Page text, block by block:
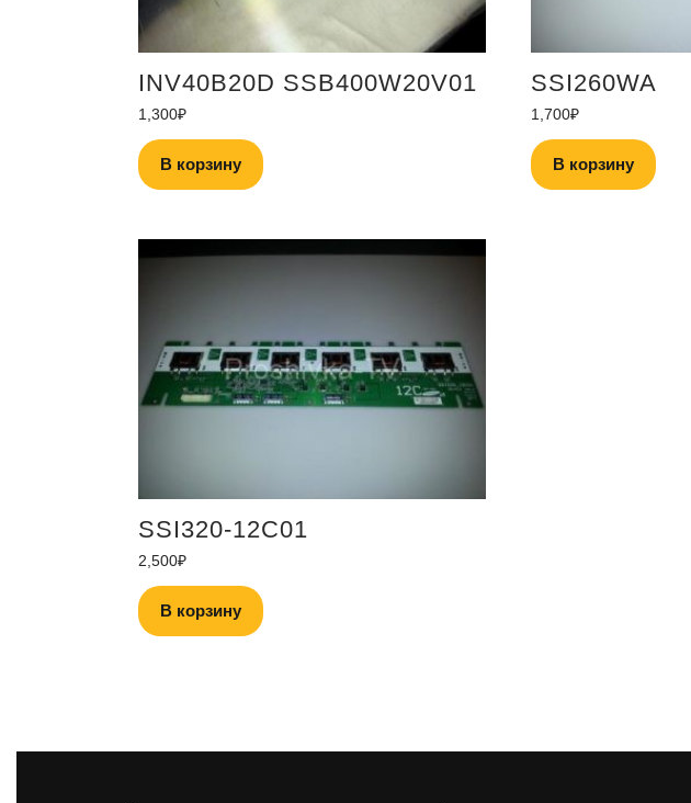
INV40B20D SSB400W20V01
1,300₽
В корзину
SSI260WA
1,700₽
В корзину
SSI320-12C01
2,500₽
В корзину